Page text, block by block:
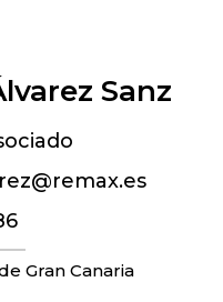
Sanz
Gran Canaria